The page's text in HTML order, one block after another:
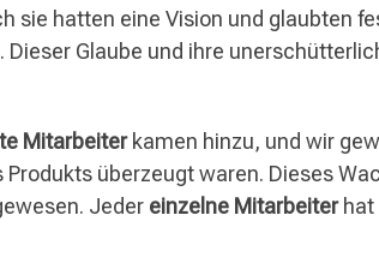
sie hatten eine Vision und glaubten
Dieser Glaube und ihre
Mitarbeiterkamen hinzu, und wir
überzeugt waren. Dieses
Jeder einzelne Mitarbeiterhat